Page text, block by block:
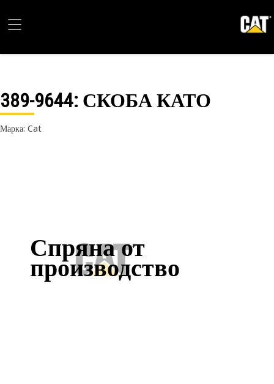
389-9644: СКОБА КАТО
Марка: Cat
Спряна от
производство